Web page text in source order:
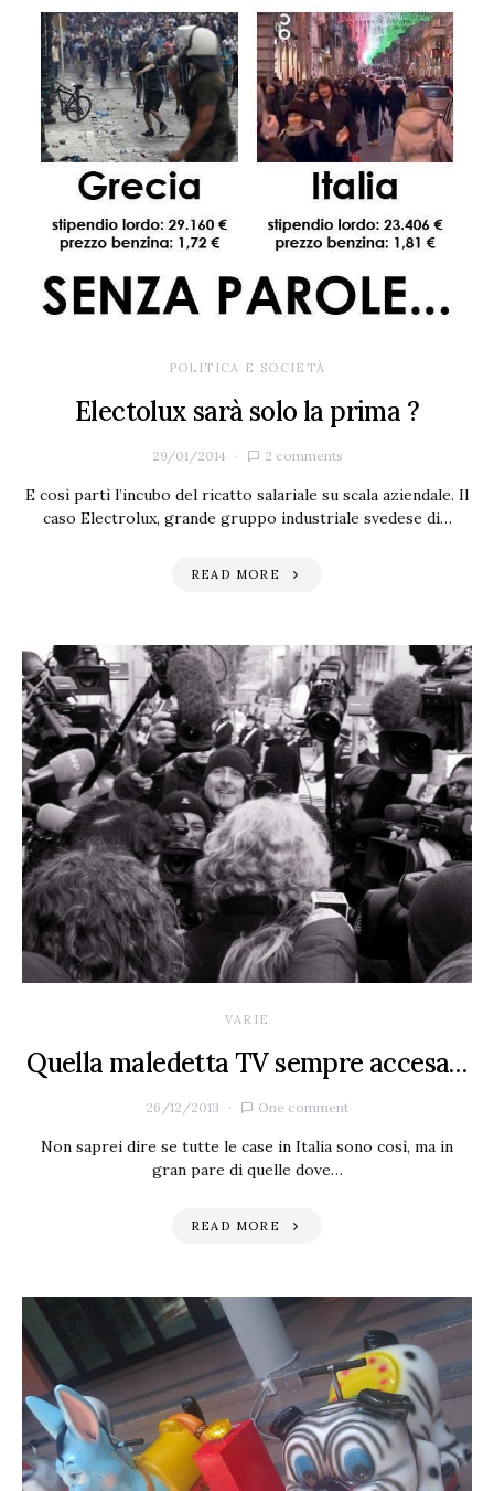
POLITICA E SOCIETÀ
Electolux sarà solo la prima ?
29/01/2014 2 comments
E così partì l’incubo del ricatto salariale su scala aziendale. Il
caso Electrolux, grande gruppo industriale svedese di…
READ MORE
VARIE
Quella maledetta TV sempre accesa…
26/12/2013 One comment
Non saprei dire se tutte le case in Italia sono così, ma in
gran pare di quelle dove…
READ MORE